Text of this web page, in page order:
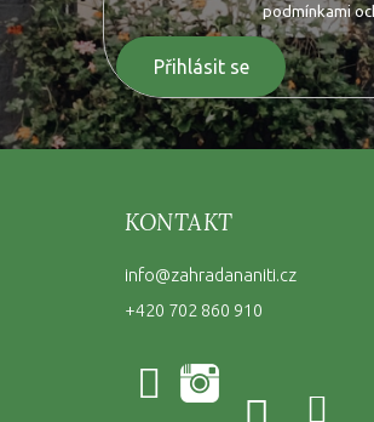
podmínkami
Přihlásit se
KONTAKT
info@zahradananiti.cz
+420 702 860 910